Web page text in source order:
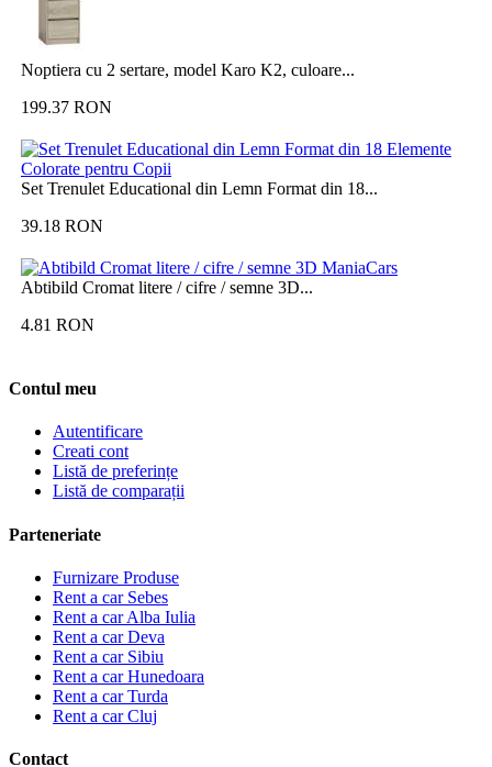
Noptiera cu 2 sertare, model Karo K2, culoare...
199.37 RON
Set Trenulet Educational din Lemn Format din 18...
39.18 RON
Abtibild Cromat litere / cifre / semne 3D...
4.81 RON
Contul meu
Autentificare
Creati cont
Listă de preferințe
Listă de comparații
Parteneriate
Furnizare Produse
Rent a car Sebes
Rent a car Alba Iulia
Rent a car Deva
Rent a car Sibiu
Rent a car Hunedoara
Rent a car Turda
Rent a car Cluj
Contact